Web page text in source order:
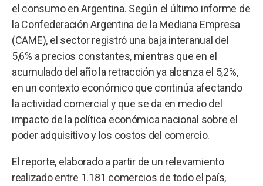
el consumo en Argentina. Según el último informe de
la Confederación Argentina de la Mediana Empresa
(CAME), el sector registró una baja interanual del
5,6% a precios constantes, mientras que en el
acumulado del año la retracción ya alcanza el 5,2%,
en un contexto económico que continúa afectando
la actividad comercial y que se da en medio del
impacto de la política económica nacional sobre el
poder adquisitivo y los costos del comercio.
El reporte, elaborado a partir de un relevamiento
realizado entre 1.181 comercios de todo el país,